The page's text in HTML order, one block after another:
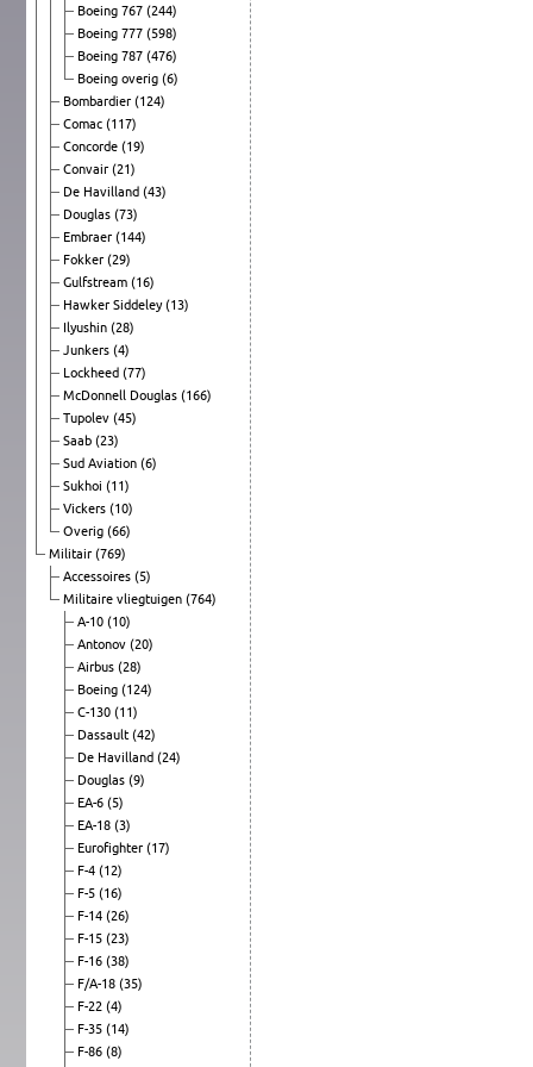
Boeing 767 (244)
Boeing 777 (598)
Boeing 787 (476)
Boeing overig (6)
Bombardier (124)
Comac (117)
Concorde (19)
Convair (21)
De Havilland (43)
Douglas (73)
Embraer (144)
Fokker (29)
Gulfstream (16)
Hawker Siddeley(13)
Ilyushin (28)
Junkers (4)
Lockheed (77)
McDonnell Douglas (166)
Tupolev (45)
Saab (23)
Sud Aviation (6)
Sukhoi (11)
Vickers (10)
Overig (66)
Militair (769)
Accessoires (5)
Militaire vliegtuigen (764)
A-10 (10)
Antonov (20)
Airbus (28)
Boeing (124)
C-130 (11)
Dassault (42)
De Havilland (24)
Douglas (9)
EA-6 (5)
EA-18 (3)
Eurofighter (17)
F-4 (12)
F-5 (16)
F-14 (26)
F-15 (23)
F-16 (38)
F/A-18 (35)
F-22 (4)
F-35 (14)
F-86 (8)